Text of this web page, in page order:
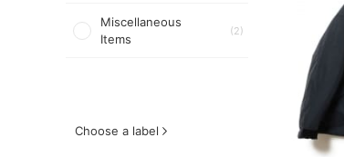
Miscellaneous
Items
(2)
Choose a label